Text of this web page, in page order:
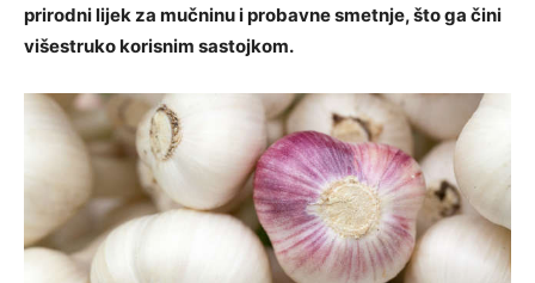
prirodni lijek za mučninu i probavne smetnje, što ga čini
višestruko korisnim sastojkom.